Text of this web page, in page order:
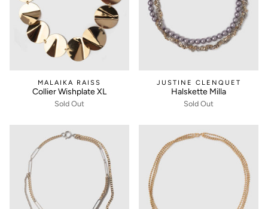
MALAIKA RAISS
Collier Wishplate XL
Sold Out
JUSTINE CLENQUET
Halskette Milla
Sold Out